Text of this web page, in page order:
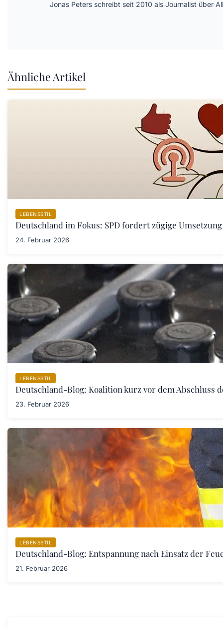
Jonas Peters schreibt seit 2010 als Journalist über
Ähnliche Artikel
LEBENSSTIL
Deutschland im Fokus: SPD fordert zügige
24. Februar 2026
LEBENSSTIL
Deutschland-Blog: Koalition kurz vor dem Abschluss
23. Februar 2026
LEBENSSTIL
Deutschland-Blog: Entspannung nach Einsatz der
21. Februar 2026